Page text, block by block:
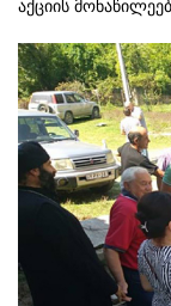
აქციის